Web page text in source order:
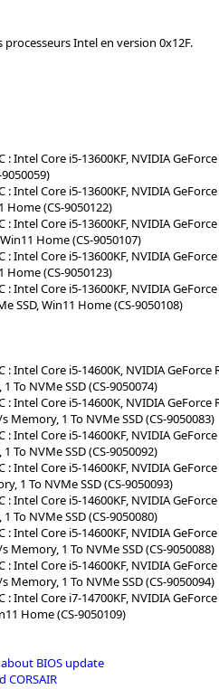
Intel en version 0x12F.
: Intel Core i5-13600KF, NVIDIA GeForce
: Intel Core i5-13600KF, NVIDIA
Home (CS-9050122)
: Intel Core i5-13600KF, NVIDIA GeForce
Home (CS-9050107)
: Intel Core i5-13600KF, NVIDIA
Home (CS-9050123)
: Intel Core i5-13600KF, NVIDIA GeForce
SSD, Win11 Home (CS-9050108)
: Intel Core i5-14600K, NVIDIA GeForce
To NVMe SSD (CS-9050074)
: Intel Core i5-14600K, NVIDIA GeForce
Memory, 1 To NVMe SSD (CS-9050083)
: Intel Core i5-14600KF, NVIDIA
To NVMe SSD (CS-9050092)
: Intel Core i5-14600KF, NVIDIA GeForce
1 To NVMe SSD (CS-9050093)
: Intel Core i5-14600KF, NVIDIA
To NVMe SSD (CS-9050080)
: Intel Core i5-14600KF, NVIDIA
Memory, 1 To NVMe SSD (CS-9050088)
: Intel Core i5-14600KF, NVIDIA
Memory, 1 To NVMe SSD (CS-9050094)
: Intel Core i7-14700KF, NVIDIA
Home (CS-9050109)
BIOS update
CORSAIR